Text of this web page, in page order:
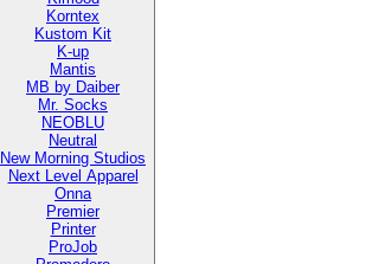
Korntex
Kustom Kit
K-up
Mantis
MB by Daiber
Mr. Socks
NEOBLU
Neutral
New Morning Studios
Next Level Apparel
Onna
Premier
Printer
ProJob